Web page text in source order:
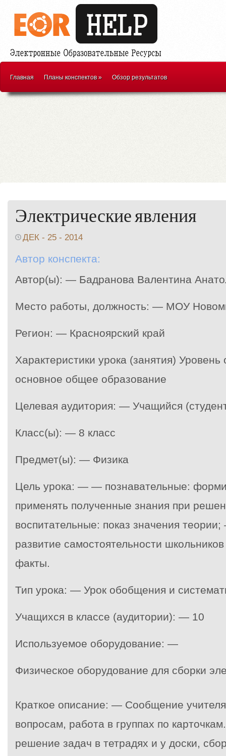
Главная Планы конспектов» Обзор результатов
Электрические явления
ДЕК - 25 - 2014
Автор конспекта:
Автор(ы): — Бадранова Валентина
Место работы, должность: — МОУ
Регион: — Красноярский край
Характеристики урока (занятия)
основное общее образование
Целевая аудитория: — Учащийся
Класс(ы): — 8 класс
Предмет(ы): — Физика
Цель урока: — — познавательные:
применять полученные знания при
воспитательные: показ значения
развитие самостоятельности
факты.
Тип урока: — Урок обобщения и
Учащихся в классе (аудитории): — 10
Используемое оборудование: —
Физическое оборудование для сборки
Краткое описание: — Сообщение
вопросам, работа в группах по
решение задач в тетрадях и у доски,